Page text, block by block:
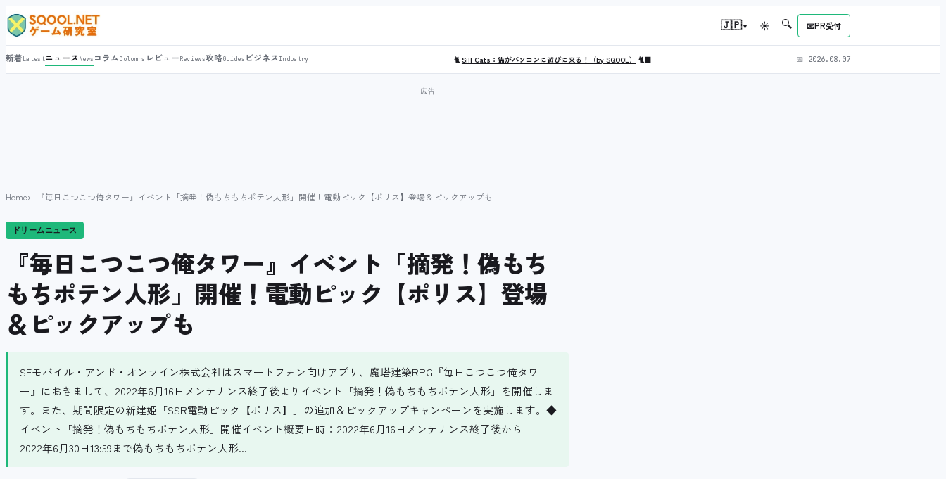
🇯🇵▾ ☀ 🔍 📧PR受付
新着LatestニュースNews コラムColumns レビューReviews攻略Guides ビジネスIndustry 🐈Sill Cats：猫がパソコンに遊びに来る！（by SQOOL） 🐈‍⬛ 📅 2026.08.07
Home 『毎日こつこつ俺タワー』イベント「摘発！偽もちもちポテン人形」開催！電動ピック【ポリス】登場＆ピックアップも
ドリームニュース
『毎日こつこつ俺タワー』イベント「摘発！偽もち
もちポテン人形」開催！電動ピック【ポリス】登場
＆ピックアップも
SEモバイル・アンド・オンライン株式会社はスマートフォン向けアプリ、魔塔建築RPG『毎日こつこつ俺タワ
ー』におきまして、2022年6月16日メンテナンス終了後よりイベント「摘発！偽もちもちポテン人形」を開催しま
す。また、期間限定の新建姫「SSR電動ピック【ポリス】」の追加＆ピックアップキャンペーンを実施します。◆
イベント「摘発！偽もちもちポテン人形」開催イベント概要日時：2022年6月16日メンテナンス終了後から
2022年6月30日13:59まで偽もちもちポテン人形...